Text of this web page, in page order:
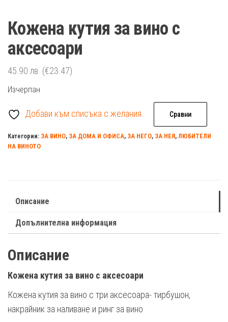
Кожена кутия за вино с
аксесоари
45.90 лв. (€23.47)
Изчерпан
Добави към списъка с желания Сравни
Категории: ЗА ВИНО, ЗА ДОМА И ОФИСА, ЗА НЕГО, ЗА НЕЯ, ЛЮБИТЕЛИ
НА ВИНОТО
Описание
Допълнителна информация
Описание
Кожена кутия за вино с аксесоари
Кожена кутия за вино с три аксесоара- тирбушон,
накрайник за наливане и ринг за вино